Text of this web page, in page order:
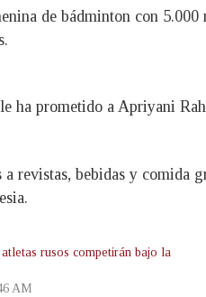
de bádminton con
ha prometido a Apriyani
revistas, bebidas y comida
rusos competirán bajo la
AM